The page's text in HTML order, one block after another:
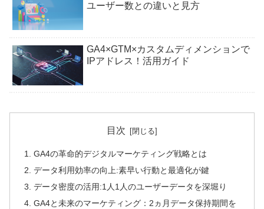
ユーザー数との違いと見方
GA4×GTM×カスタムディメンションで
IPアドレス！活用ガイド
目次
GA4の革命的デジタルマーケティング戦略とは
データ利用効率の向上:素早い行動と最適化が鍵
データ密度の活用:1人1人のユーザーデータを深堀り
GA4と未来のマーケティング：2ヵ月データ保持期間を